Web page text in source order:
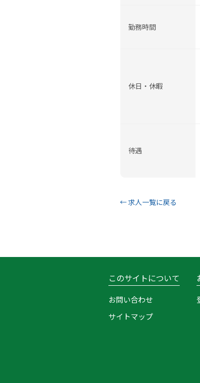
勤務時間
休日・休暇
待遇
← 求人一覧に戻る
このサイトについて
お問い合わせ
サイトマップ